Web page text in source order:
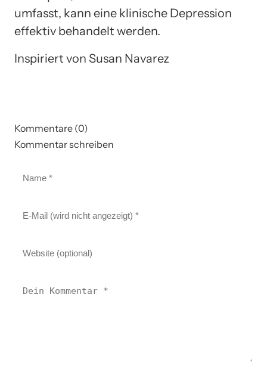
umfasst, kann eine klinische Depression
effektiv behandelt werden.
Inspiriert von Susan Navarez
Kommentare (0)
Kommentar schreiben